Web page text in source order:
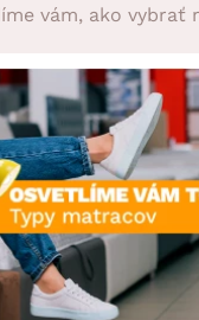
vám, ako vybrať
zdravý a
prvých dní.